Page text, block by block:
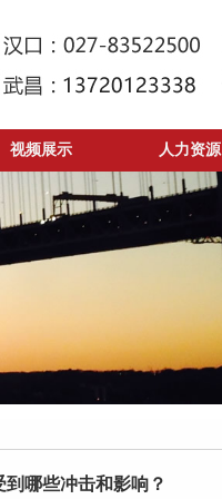
视频展示 人力资源
哪些冲击和影响？